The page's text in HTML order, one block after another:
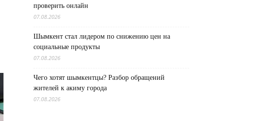
проверить онлайн
07.08.2026
Шымкент стал лидером по снижению цен на
социальные продукты
07.08.2026
Чего хотят шымкентцы? Разбор обращений
жителей к акиму города
07.08.2026